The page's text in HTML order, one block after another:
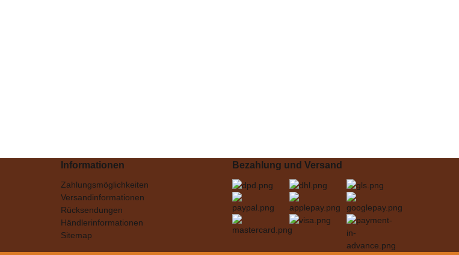
Informationen
Zahlungsmöglichkeiten
Versandinformationen
Rücksendungen
Händlerinformationen
Sitemap
Bezahlung und Versand